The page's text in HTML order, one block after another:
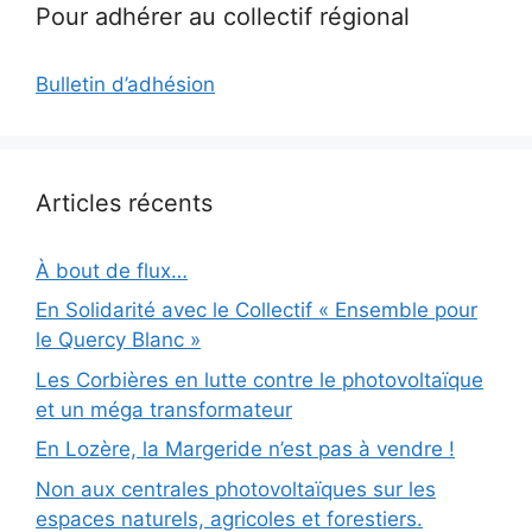
Pour adhérer au collectif régional
Bulletin d’adhésion
Articles récents
À bout de flux…
En Solidarité avec le Collectif « Ensemble pour
le Quercy Blanc »
Les Corbières en lutte contre le photovoltaïque
et un méga transformateur
En Lozère, la Margeride n’est pas à vendre !
Non aux centrales photovoltaïques sur les
espaces naturels, agricoles et forestiers.